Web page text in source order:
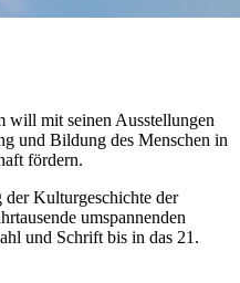
will mit seinen Ausstellungen
und Bildung des Menschen in
fördern.
der Kulturgeschichte der
umspannenden
und Schrift bis in das 21.